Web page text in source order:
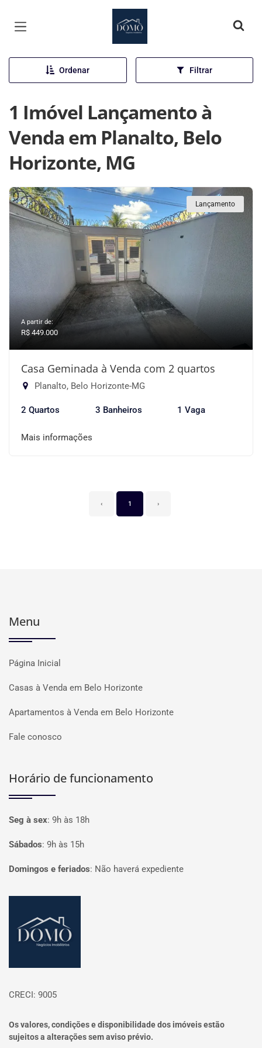
Página inicial
Ordenar Filtrar
1 Imóvel Lançamento à
Venda em Planalto, Belo
Horizonte, MG
Lançamento
A partir de:
R$ 449.000
Casa Geminada à Venda com 2 quartos
Planalto, Belo Horizonte-MG
2 Quartos 3 Banheiros 1 Vaga
Mais informações
‹ 1 ›
Menu
Página Inicial
Casas à Venda em Belo Horizonte
Apartamentos à Venda em Belo Horizonte
Fale conosco
Horário de funcionamento
Seg à sex: 9h às 18h
Sábados: 9h às 15h
Domingos e feriados: Não haverá expediente
CRECI: 9005
Os valores, condições e disponibilidade dos imóveis estão
sujeitos a alterações sem aviso prévio.